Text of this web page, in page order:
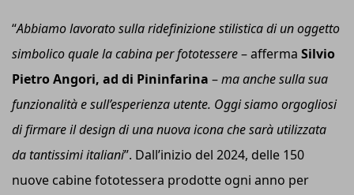
“Abbiamolavorato sulla ridefinizione stilistica di un oggetto
simbolico quale la cabina per fototessere– afferma Silvio
Pietro Angori, ad di Pininfarina –ma anche sulla sua
funzionalità e sull’esperienza utente. Oggi siamo orgogliosi
di firmare il design di una nuova icona che sarà utilizzata
da tantissimi italiani”. Dall’inizio del 2024, delle 150
nuove cabine fototessera prodotte ogni anno per